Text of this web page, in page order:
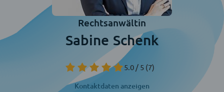
Rechtsanwältin
Sabine Schenk
5.0 / 5 (7)
Kontaktdaten anzeigen